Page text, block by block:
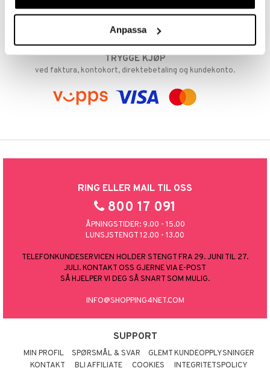
Anpassa
RASKE LEVERANSER
Order lagt før 14.00 sendes normalt ut samme dag.
TRYGGE KJØP
ved faktura, kontokort, direktebetaling og kundekonto.
RING ELLER MAIL TIL OSS
800 17 091
ÅPNINGSTIDER: 9.00 - 15.00
LUNSJSTENGT 12.00 - 13.00
TELEFONKUNDESERVICEN HOLDER STENGT FRA 29. JUNI TIL 27.
JULI. KONTAKT OSS GJERNE VIA E-POST
SÅ HJELPER VI DEG SÅ SNART SOM MULIG.
INFO@SHOPPING4NET.COM
SUPPORT
MIN PROFIL SPØRSMÅL & SVAR
GLEMT KUNDEOPPLYSNINGER
KONTAKT
BLI AFFILIATE COOKIES INTEGRITETSPOLICY